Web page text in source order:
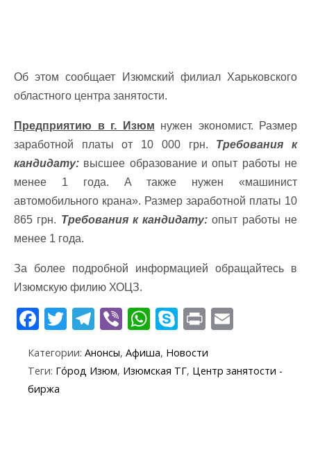
Об этом сообщает Изюмский филиал Харьковского
областного центра занятости.
Предприятию в г. Изюм нужен экономист. Размер
заработной платы от 10 000 грн. Требования к
кандидату: высшее образование и опыт работы не
менее 1 года. А также нужен «машинист
автомобильного крана». Размер заработной платы 10
865 грн. Требования к кандидату: опыт работы не
менее 1 года.
За более подробной информацией обращайтесь в
Изюмскую филию ХОЦЗ.
F
e
b
T
itt
er
T
e
Vi
b
er
W
at
S
y
p
Pr
t ai
Категории: Анонсы, Афиша, Новости
Теги: Го́род Изюм, Изюмская ТГ, Центр занятости -
биржа